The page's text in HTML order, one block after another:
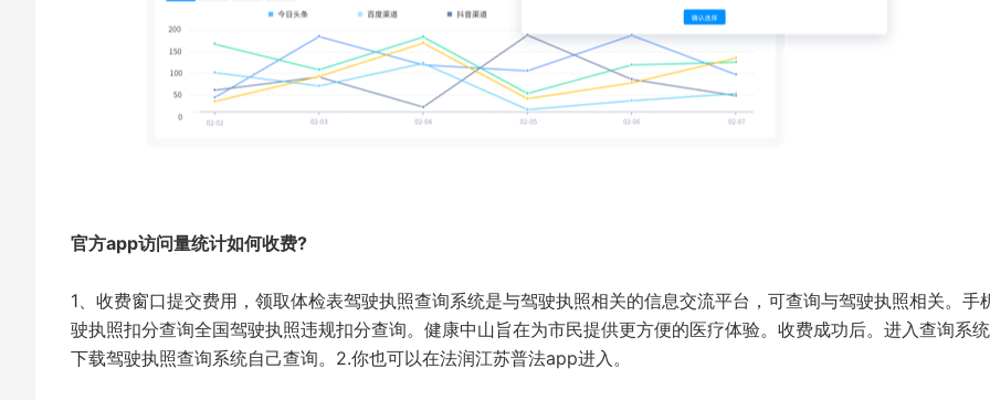
官方app访问量统计如何收费?
1、收费窗口提交费用，领取体检表驾驶执照查询系统是与驾驶执照相关的信息交流平台，可查询与驾驶执照相关。手
驶执照扣分查询全国驾驶执照违规扣分查询。健康中山旨在为市民提供更方便的医疗体验。收费成功后。进入查询系
下载驾驶执照查询系统自己查询。2.你也可以在法润江苏普法app进入。